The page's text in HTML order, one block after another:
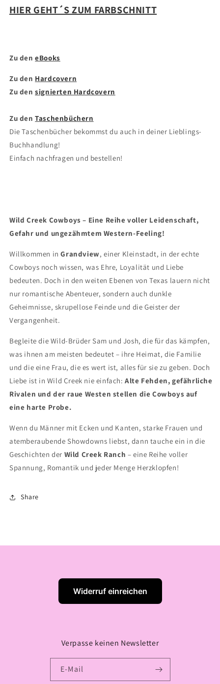
HIER GEHT´S ZUM FARBSCHNITT
Zu deneBooks
Zu den Hardcovern
Zu densignierten Hardcovern
Zu denTaschenbüchern
Die Taschenbücher bekommst du auch in deiner Lieblings-
Buchhandlung!
Einfach nachfragen und bestellen!
Wild Creek Cowboys – Eine Reihe voller Leidenschaft,
Gefahr und ungezähmtem Western-Feeling!
Willkommen in Grandview, einer Kleinstadt, in der echte
Cowboys noch wissen, was Ehre, Loyalität und Liebe
bedeuten. Doch in den weiten Ebenen von Texas lauern nicht
nur romantische Abenteuer, sondern auch dunkle
Geheimnisse, skrupellose Feinde und die Geister der
Vergangenheit.
Begleite die Wild-Brüder Sam und Josh, die für das kämpfen,
was ihnen am meisten bedeutet – ihre Heimat, die Familie
und die eine Frau, die es wert ist, alles für sie zu geben. Doch
Liebe ist in Wild Creek nie einfach: Alte Fehden, gefährliche
Rivalen und der raue Westen stellen die Cowboys auf
eine harte Probe.
Wenn du Männer mit Ecken und Kanten, starke Frauen und
atemberaubende Showdowns liebst, dann tauche ein in die
Geschichten der Wild Creek Ranch – eine Reihe voller
Spannung, Romantik und jeder Menge Herzklopfen!
Share
Widerruf einreichen
Verpasse keinen Newsletter
E-Mail